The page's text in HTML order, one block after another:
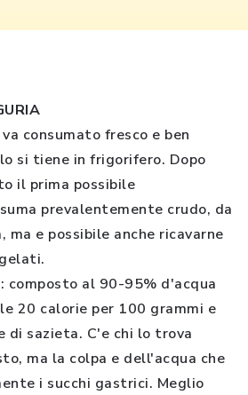
va consumato fresco e ben
si tiene in frigorifero. Dopo
il prima possibile
prevalentemente crudo, da
ma e possibile anche ricavarne
: composto al 90-95% d'acqua
20 calorie per 100 grammi e
di sazieta. C'e chi lo trova
ma la colpa e dell'acqua che
i succhi gastrici. Meglio